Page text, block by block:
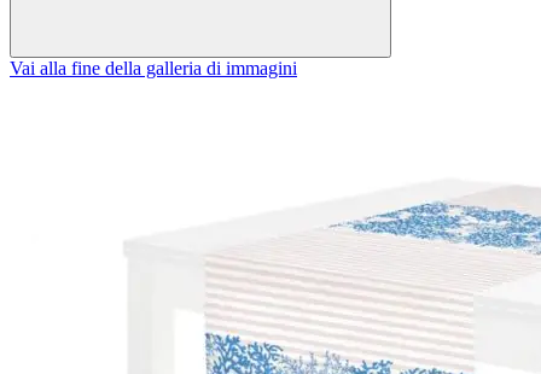
Vai alla fine della galleria di immagini